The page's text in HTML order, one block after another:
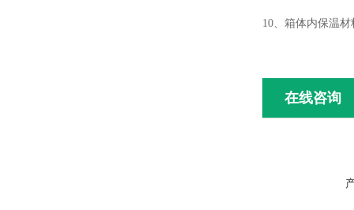
10、箱体内保温
在线咨询